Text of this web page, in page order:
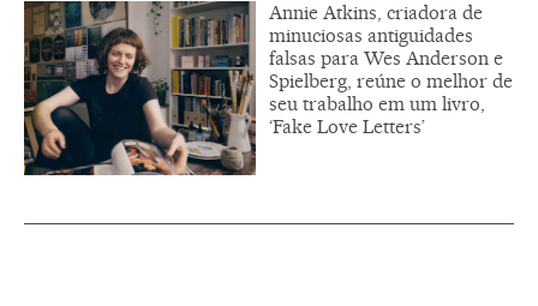
Annie Atkins, criadora de
minuciosas antiguidades
falsas para Wes Anderson e
Spielberg, reúne o melhor de
seu trabalho em um livro,
‘Fake Love Letters’